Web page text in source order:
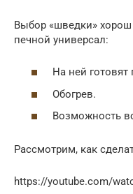
Выбор «шведки» хорош
печной универсал:
На ней готовят
Обогрев.
Возможность
Рассмотрим, как
https://youtube.com/